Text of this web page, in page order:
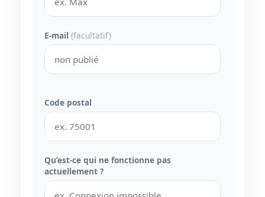
E-mail (facultatif)
Code postal
Qu’est-ce qui ne fonctionne pas
actuellement ?